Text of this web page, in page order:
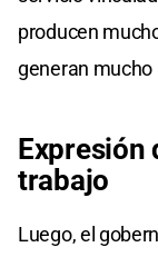
producen
generan mucho
Expresión
trabajo
Luego, el